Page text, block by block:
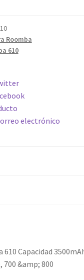
Roomba
610
electrónico
610 Capacidad
700 &amp; 800